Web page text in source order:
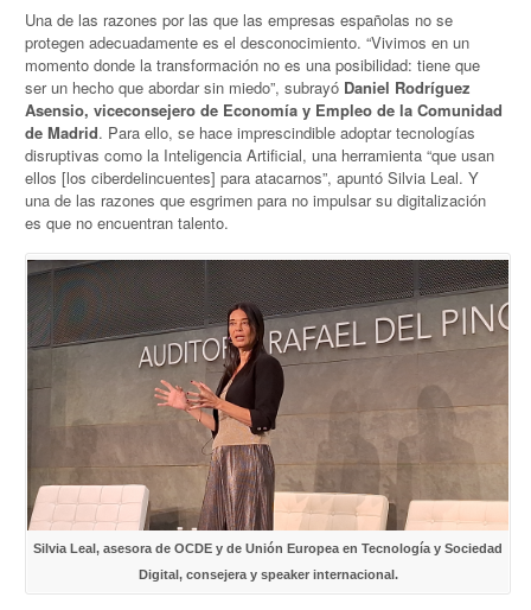
Una de las razones por las que las empresas españolas no se
protegen adecuadamente es el desconocimiento. “Vivimos en un
momento donde la transformación no es una posibilidad: tiene que
ser un hecho que abordar sin miedo”, subrayó Daniel Rodríguez
Asensio, viceconsejero de Economía y Empleo de la Comunidad
de Madrid. Para ello, se hace imprescindible adoptar tecnologías
disruptivas como la Inteligencia Artificial, una herramienta “que usan
ellos [los ciberdelincuentes] para atacarnos”, apuntó Silvia Leal. Y
una de las razones que esgrimen para no impulsar su digitalización
es que no encuentran talento.
Silvia Leal, asesora de OCDE y de Unión Europea en Tecnología y Sociedad
Digital, consejera y speaker internacional.